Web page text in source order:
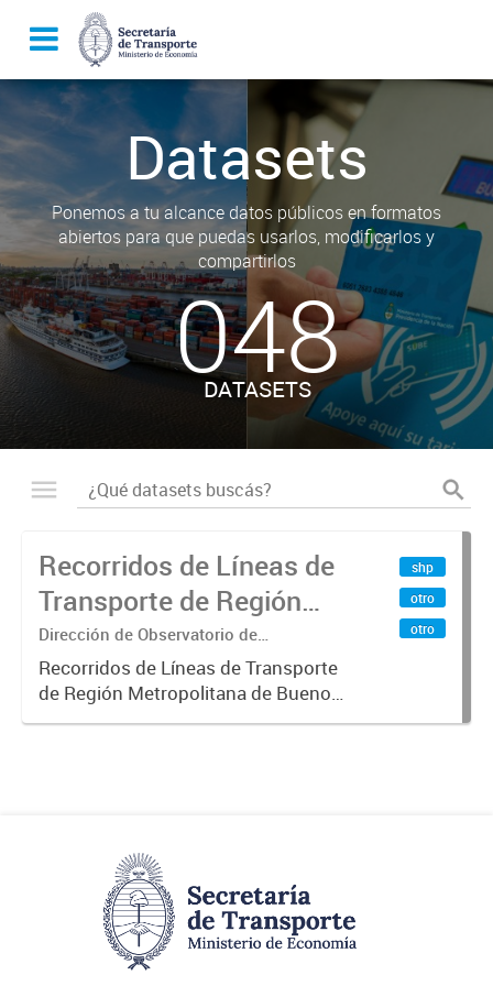
Datasets
Ponemos a tu alcance datos públicos en formatos
abiertos para que puedas usarlos, modificarlos y
compartirlos
048
DATASETS
Recorridos de Líneas de
Transporte de Región
Metropolitana de
Buenos Aires (RMBA)
Dirección de Observatorio de
Transporte, Estudio y Sistemas
Recorridos de Líneas de Transporte
de Región Metropolitana de Buenos
Aires (RMBA).-
shp
otro
otro